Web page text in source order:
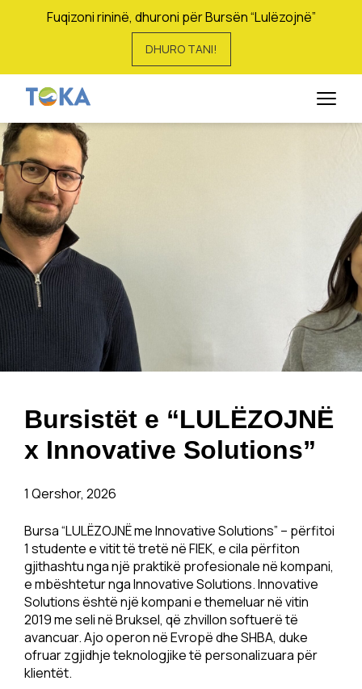
Fuqizoni rininë, dhuroni për Bursën “Lulëzojnë”
DHURO TANI!
Bursistët e “LULËZOJNË
x Innovative Solutions”
1 Qershor, 2026
Bursa “LULËZOJNË me Innovative Solutions” – përfitoi
1 studente e vitit të tretë në FIEK, e cila përfiton
gjithashtu nga një praktikë profesionale në kompani,
e mbështetur nga Innovative Solutions. Innovative
Solutions është një kompani e themeluar në vitin
2019 me seli në Bruksel, që zhvillon softuerë të
avancuar. Ajo operon në Evropë dhe SHBA, duke
ofruar zgjidhje teknologjike të personalizuara për
klientët.